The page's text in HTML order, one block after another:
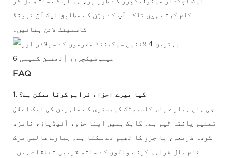
کام کرتے ہیں تاکہ آپ کے وژن کے مطابق ایک آن ٹرینڈ
کاسمیٹک لائن بنائیں۔
FAQ
1. کیا میرے اجزاء فراہم کرنا ممکن ہے؟
جی ہاں ہمارے پاس کاسمیٹک کیمسٹری کے ماہرین کی ایک اعلیٰ
تعلیم یافتہ ٹیم ہے۔ گاہک ہمیں اپنا جزو، آئیڈیاز، نامزد
کردہ ذریعہ، یا جزو کا تھیم دے سکتا ہے۔ ہمارے عالمی ترک
خام مال فراہم کرنے والوں کے ساتھ قریبی تعلقات ہیں۔